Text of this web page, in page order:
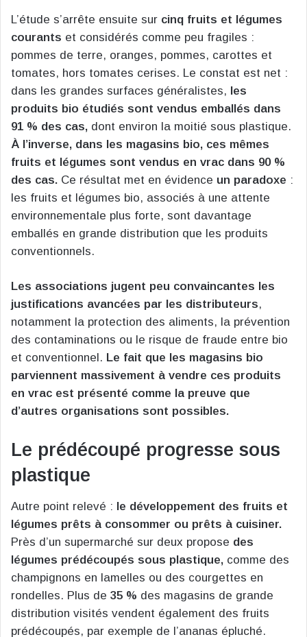
L’étude s’arrête ensuite sur cinq fruits et légumes
courants et considérés comme peu fragiles :
pommes de terre, oranges, pommes, carottes et
tomates, hors tomates cerises. Le constat est net :
dans les grandes surfaces généralistes, les
produits bio étudiés sont vendus emballés dans
91 % des cas, dont environ la moitié sous plastique.
À l’inverse, dans les magasins bio, ces mêmes
fruits et légumes sont vendus en vrac dans 90 %
des cas. Ce résultat met en évidence un paradoxe :
les fruits et légumes bio, associés à une attente
environnementale plus forte, sont davantage
emballés en grande distribution que les produits
conventionnels.
Les associations jugent peu convaincantes les
justifications avancées par les distributeurs,
notamment la protection des aliments, la prévention
des contaminations ou le risque de fraude entre bio
et conventionnel. Le fait que les magasins bio
parviennent massivement à vendre ces produits
en vrac est présenté comme la preuve que
d’autres organisations sont possibles.
Le prédécoupé progresse sous
plastique
Autre point relevé : le développement des fruits et
légumes prêts à consommer ou prêts à cuisiner.
Près d’un supermarché sur deux propose des
légumes prédécoupés sous plastique, comme des
champignons en lamelles ou des courgettes en
rondelles. Plus de 35 % des magasins de grande
distribution visités vendent également des fruits
prédécoupés, par exemple de l’ananas épluché.